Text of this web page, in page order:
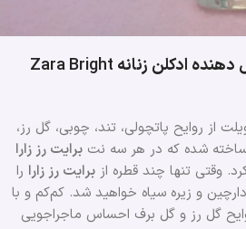
ادکلن زنانه Zara Bright
از روایح پاتچولی، تند، چوبی، گل رز،
شده که در هر سه نت برایت رززارا
وقتی تنها چند قطره از برایت رززارا را
و زیره سیاه خواهید شد. کم‌کم و با
گل رز و گل برف احساس ماجراجویی